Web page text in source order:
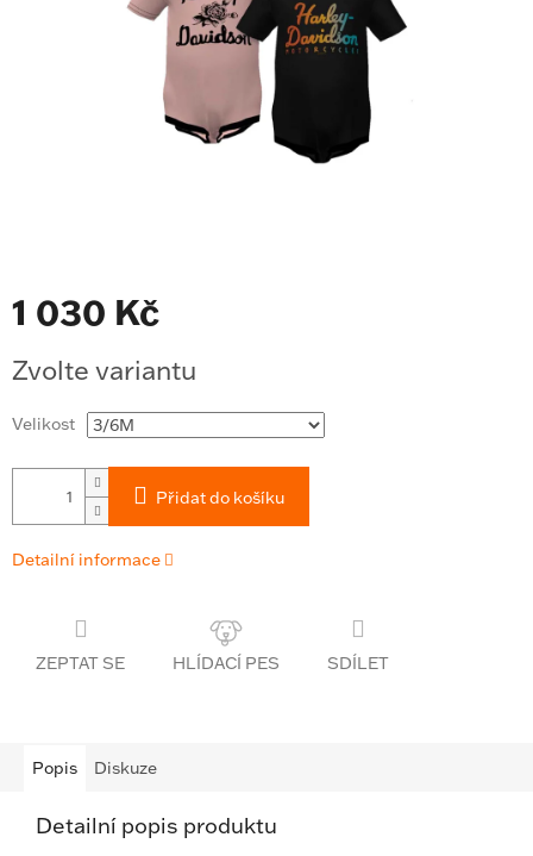
1 030 Kč
cena:
Zvolte variantu
Velikost
Přidat do košíku
Detailní informace
ZEPTAT SE SDÍLET
Popis Diskuze
Detailní popis produktu